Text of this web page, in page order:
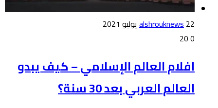
alshrouknews22 يوليو 2021
0
افلام العالم الإسلامي – كيف يبدو
العالم العربي بعد 30 سنة؟